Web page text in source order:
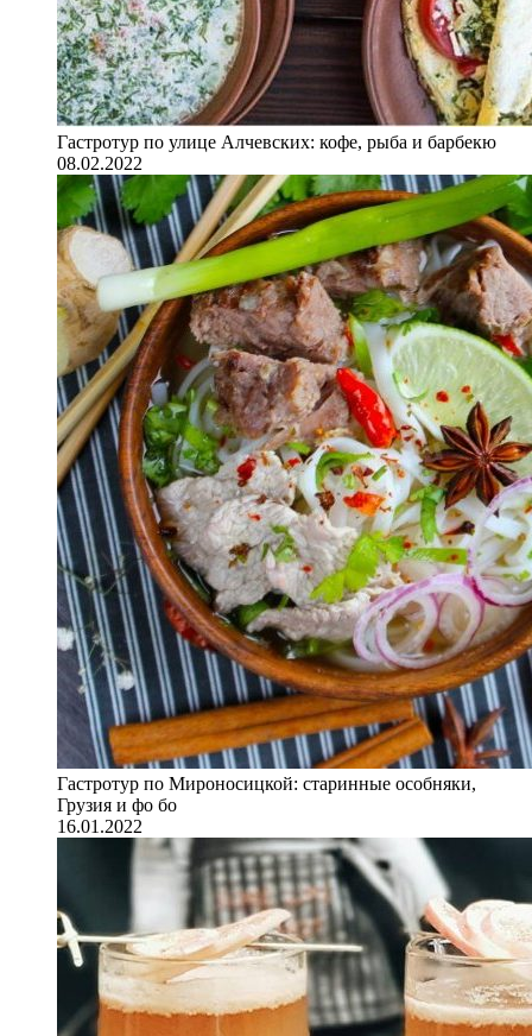
Гастротур по улице Алчевских: кофе, рыба и барбекю
08.02.2022
Гастротур по Мироносицкой: старинные особняки,
Грузия и фо бо
16.01.2022